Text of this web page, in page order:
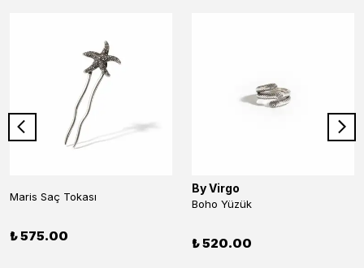
Maris Saç Tokası
₺ 575.00
By Virgo
Boho Yüzük
₺ 520.00